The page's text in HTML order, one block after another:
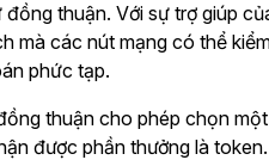
thuận. Với sự trợ giúp
mà các nút mạng có thể
phức tạp.
thuận cho phép chọn
được phần thưởng là